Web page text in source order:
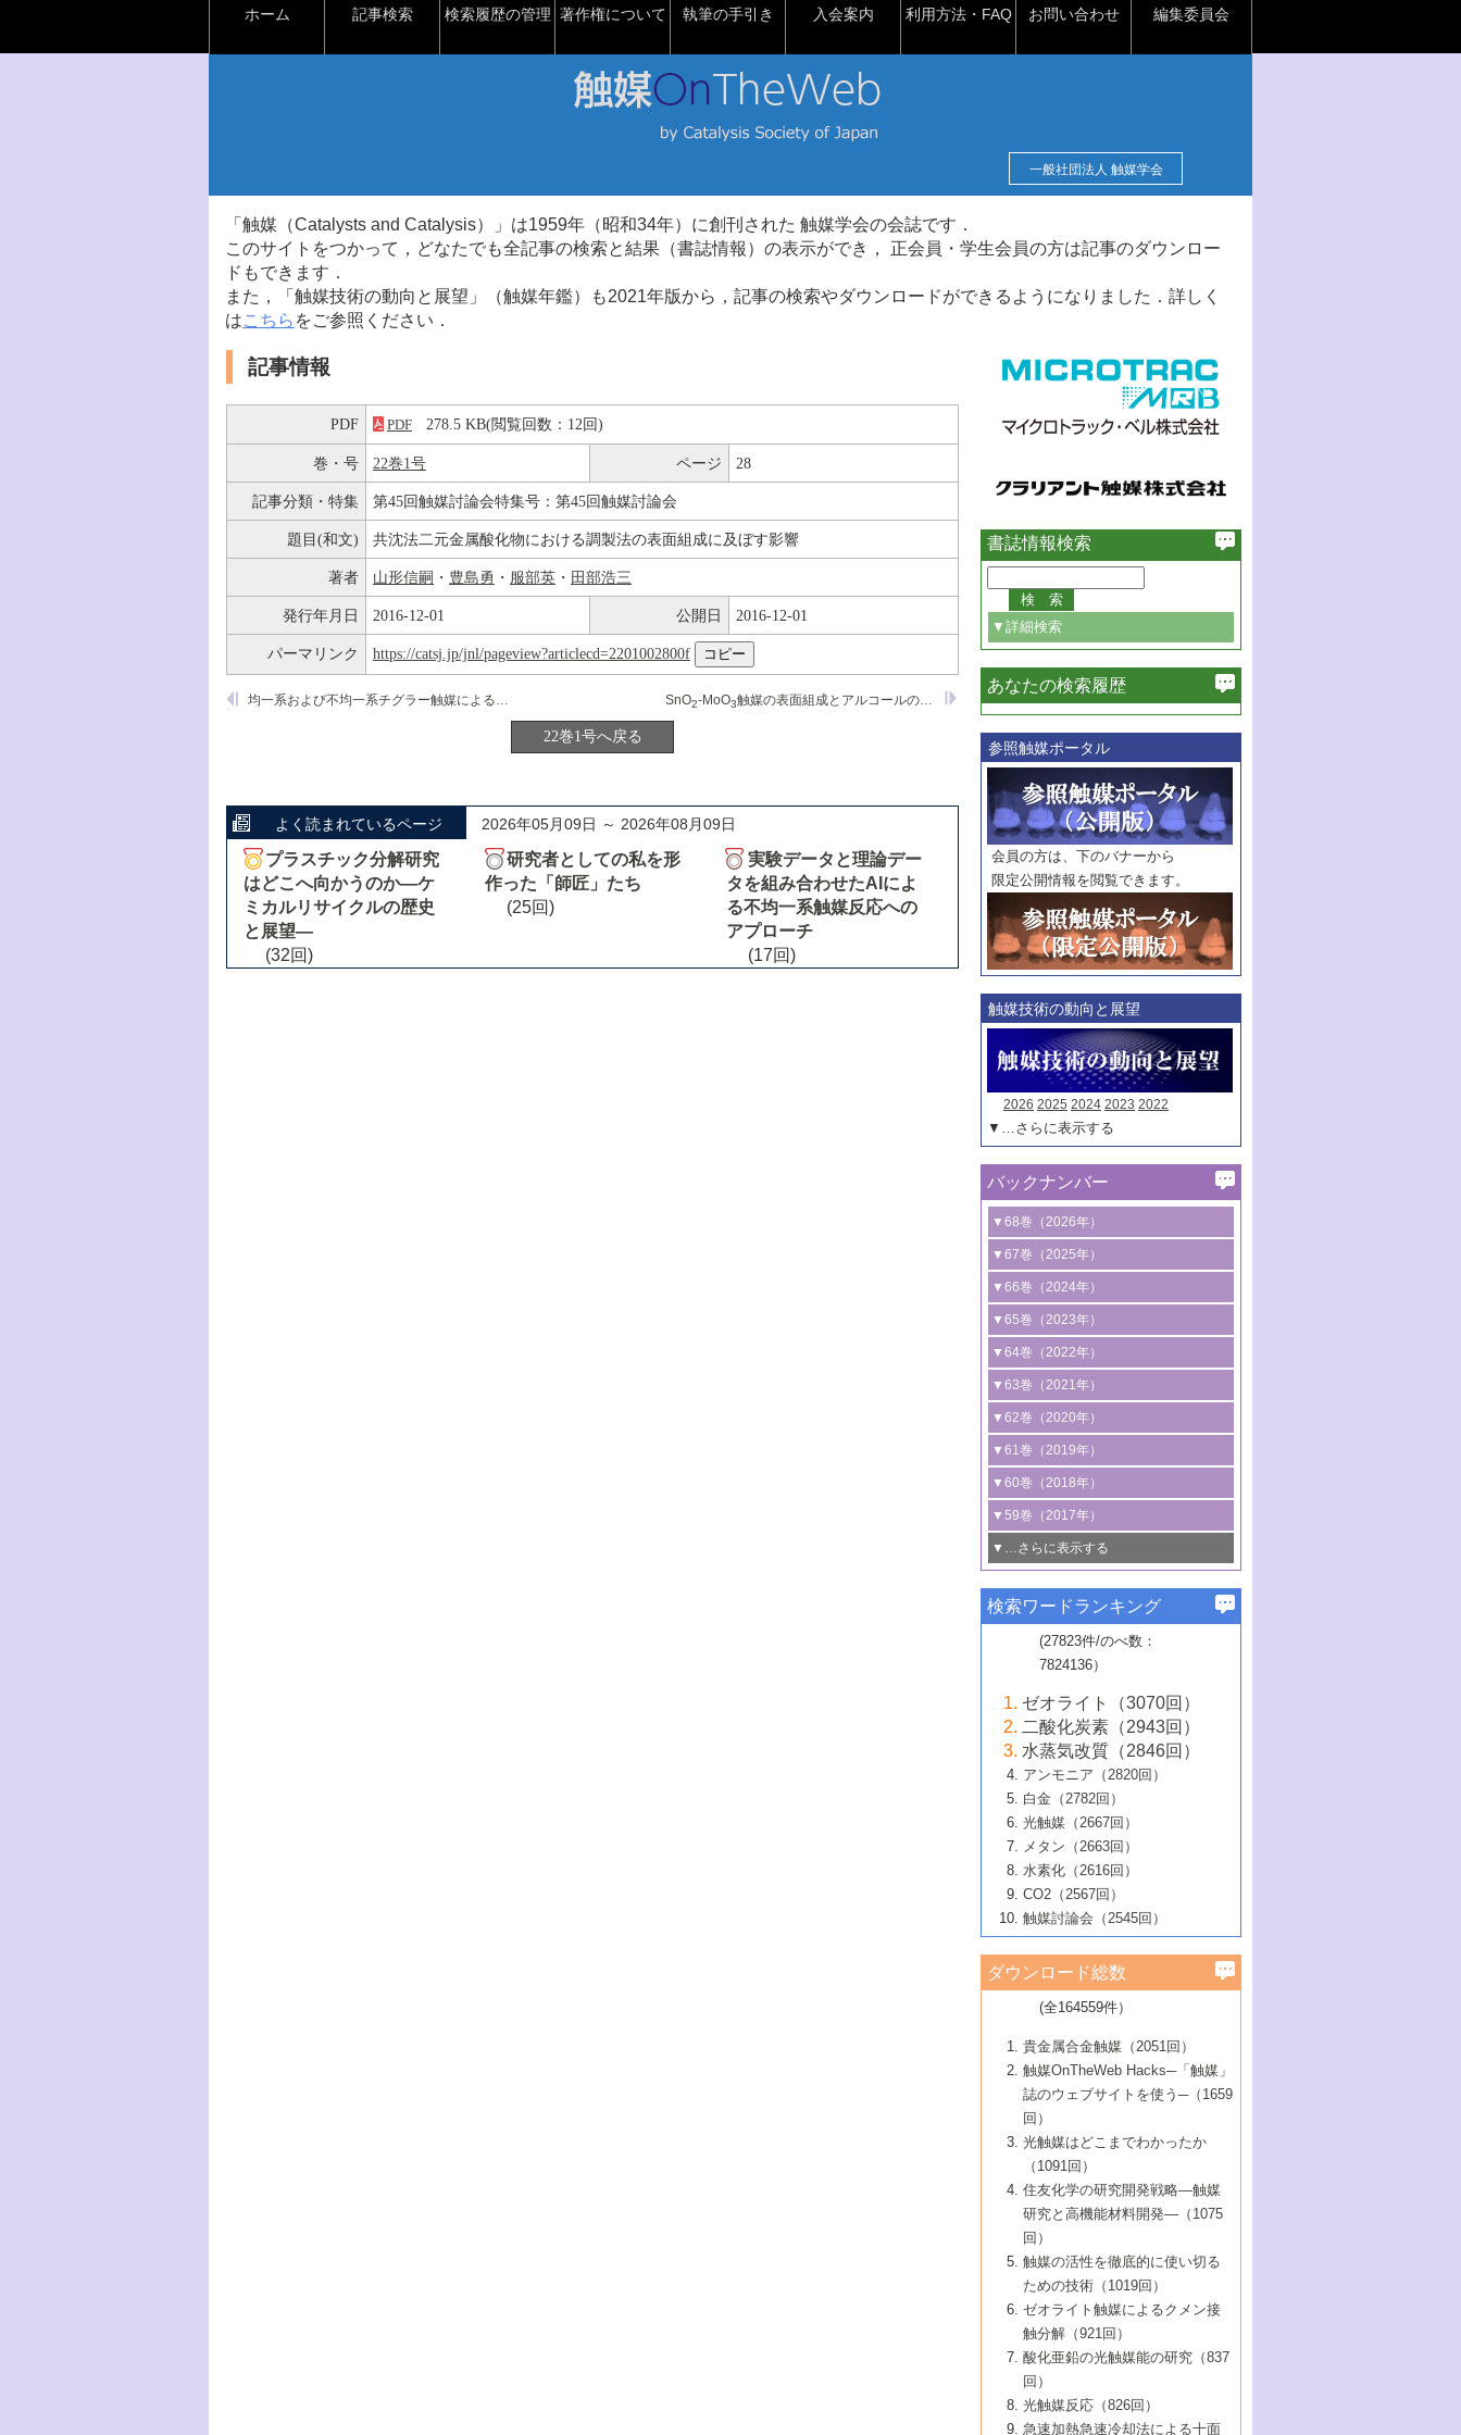
ホーム 記事検索 検索履歴の管理 著作権について 執筆の手引き 入会案内 利用方法・FAQ お問い合わせ 編集委員会
一般社団法人 触媒学会
「触媒（Catalysts and Catalysis）」は1959年（昭和34年）に創刊された 触媒学会の会誌です．
このサイトをつかって，どなたでも全記事の検索と結果（書誌情報）の表示ができ， 正会員・学生会員の方は記事のダウンロー
ドもできます．
また，「触媒技術の動向と展望」（触媒年鑑）も2021年版から，記事の検索やダウンロードができるようになりました．詳しく
はこちら をご参照ください．
記事情報
PDF PDF 278.5 KB(閲覧回数：12回)
巻・号 22巻1号 ページ 28
記事分類・特集 第45回触媒討論会特集号：第45回触媒討論会
題目(和文) 共沈法二元金属酸化物における調製法の表面組成に及ぼす影響
著者 山形信嗣 ・ 豊島勇 ・ 服部英 ・ 田部浩三
発行年月日 2016-12-01 公開日 2016-12-01
パーマリンク https://catsj.jp/jnl/pageview?articlecd=2201002800f
SnO2-MoO3触媒の表面組成とアルコールの脱水及び脱水素反応活性
均一系および不均一系チグラー触媒によるプロピレン重合の立体化学
22巻1号へ戻る
よく読まれているページ 2026年05月09日 ～ 2026年08月09日
プラスチック分解研究
はどこへ向かうのか―ケ
ミカルリサイクルの歴史
と展望―
(32回)
研究者としての私を形
作った「師匠」たち
(25回)
実験データと理論デー
タを組み合わせたAIによ
る不均一系触媒反応への
アプローチ
(17回)
書誌情報検索
▼詳細検索
必ず含む
巻・号指定
巻
号
範囲指定
巻
号～
巻
号
触媒年鑑
年度
記事種別
マーク：
マークあり
あなたの検索履歴
参照触媒ポータル
会員の方は、下のバナーから
限定公開情報を閲覧できます。
触媒技術の動向と展望
2026 2025 2024 2023 2022
▼…さらに表示する
バックナンバー
▼68巻（2026年）
1号 過酸化水素合成に関する研究動向
2号 コンピューター技術により加速する
触媒開発
3号 有機分子変換やCO 資源化のための
光触媒に関する最近の研究
B号 第137回触媒討論会（2026年）
▼67巻（2025年）
1号 CO
水素化によるグリーン燃料/グリ
ーンケミカル製造
2号 水素製造のための水分解技術に関す
る最近の研究
3号 オレフィン系樹脂の精密合成に関す
る最新技術
4号 アルコール類の効率的変換を実現す
る非貴金属触媒の研究動向
5号 ゼオライトの合成と応用における研
究動向
6号 ヘテロ接合界面
B号 第135回触媒討論会（2025年）
▼66巻（2024年）
1号 低次元ナノ構造を有する触媒材料
2号 規制反応場を活用した固体触媒研究
の新展開
3号 未踏分子変換を目指した酸化触媒プ
ロセスの最前線
4号 シンクロトロン放射光および中性子
線を利用した触媒解析技術の最先端
5号 単原子触媒
6号 参照触媒委員会からのお知らせ
B号 第133回触媒討論会（2023年）
▼65巻（2023年）
1号 炭素が関わる触媒機能
2号 プラスチックケミカルリサイクルの
ための触媒技術
3号 非酸化物系金属化合物を基盤とした
触媒材料の開発
4号 格子酸素・格子酸素欠陥を利用した
触媒反応
5号 生体触媒によるエネルギー変換反応
6号 窒素とリンの循環のための触媒・機
能性材料
▼64巻（2022年）
1号 合成ガス製造とCOを用いるケミカル
ズ合成の最新動向
2号 化学品合成のための合金触媒開発
3号 CO の排出削減および有効活用のた
めの触媒技術
4号 若手による情報発信企画～とびたて
若き触媒の研究者たち～（1）
若き触媒の研究者たち～（2）
6号 石油のノーブル・ユースを志向した
触媒技術
大学：オンライン・対面開催）
▼63巻（2021年）
1号 金触媒の新展開
2号 ペロブスカイト
3号 特殊反応場を利用した触媒的分子変
換反応
4号 多孔質材料を用いた触媒の新展開
5号 情報学的手法を用いた触媒開発
6号 カーボンニュートラルに向けた電解
技術
B号 第127回触媒討論会（2021年・オン
ライン開催(Zoom)のみ）
▼62巻（2020年）
1号 触媒設計を拓く欠陥構造のキャラク
タリゼーション
2号 機能化学品製造に資するクリーンな
触媒的酸化反応
3号 水処理のための触媒化学
4号 光触媒を用いた水分解の最新の研究
動向
5号 次世代の触媒プロセスを支えるマイ
6号 メタン転換技術の最新動向
B号 第125回触媒討論会（2020年・工学
院大学）
▼61巻（2019年）
1号 物質移動制御に着目した触媒プロセ
ス開発
2号 CO2 フリー水素サプライチェーンに
関わる触媒開発動向
3号 精密高分子合成に関する最近の研究
動向
4号 バイオマス化成品製造のための触媒
5号 固体触媒による含窒素有機化合物変
換の最前線
6号 貴金属使用量低減に向けた自動車排
ガス浄化触媒の開発
B号 第123回触媒討論会（2019年・大阪
▼60巻（2018年）
1号 固体酸触媒の最新の研究動向
2号 二酸化炭素からの有用化学品合成
3号 ナノ粒子・クラスター触媒の最前線
4号 60周年記念企画
5号 進化するゼオライト合成技術
6号 非貴金属系触媒における電気化学的
B号 第121回触媒討論会（2018年・東京
大学）
▼59巻（2017年）
1号 いたるところに，触媒
最先端技術
3号 無機分離膜材料の開発と触媒反応プ
ロセスへの適用
5号 水素のふるまいを解き明かす最先端
研究
6号 低級アルカンの有効利用のための触
媒技術
B号 第119回触媒討論会（2017年・首都
大学東京）
▼…さらに表示する
1号 ユニークな構造の高分子を生み出す触
2号 リグニンからの化成品製造に向けた触
媒技術
3号 触媒研究の最先端～とびたて若き研究
者たち～（1）
4号 触媒研究の最先端～とびたて若き研究
者たち～（2）
5号 触媒研究の最先端～とびたて若き研究
者たち～（3）
6号 イオニクス材料と燃料電池・電解合成
の最新の研究動向
B号 第117回触媒討論会（2016年・大阪府
立大学）
▼57巻（2015年）
1号 水素キャリアにかかわる触媒技術の新
2号 石油精製用触媒の最近の進展
3号 固体酸化物形燃料電池（SOFC）におけ
るアノード触媒上での燃料直接改質技術
4号 コアシェル構造の制御による触媒機能
5号 工業触媒およびその周辺技術の最近の
進歩
6号 ナノシート
B号 第115回触媒討論会（2015年・成蹊大
▼56巻（2014年）
2号 光触媒反応機構に関する最新の研究動
向
開発動向
4号 人工光合成に向けた近年のアプローチ
5号 未利用熱エネルギーの有効活用に貢献
する触媒技術
6号 ポリオキソメタレート
B号 第113回触媒討論会（2014年・ロワジ
ールホテル豊橋）
1号 高耐久性燃料電池システム用触媒にお
ける新展開
2号 リビングラジカル重合の最近の動向
3号 天然ガスの化学工業的展開に関する触
媒技術
4号 貴金属触媒の精密構造制御とその活用
5号 バイオマス化成品製造のための固体触
6号 ナノ空間─吸着状態解析から新機能開拓
B号 第111回触媒討論会（2013年・関西大
▼54巻（2012年）
1号 規則性多孔体の利用技術における最近
の進歩
2号 第109回触媒討論会
3号 貴金属低減技術の最新動向
4号 貴金属代替技術の最新動向
5号 光触媒による物質変換反応の新展開
6号 グラフェン
7号 水素を利用する化成品合成の新潮流
▼53巻（2011年）
1号 金属学から見る合金触媒の新展開
2号 第107回触媒討論会
3号 触媒のその場観察法の進歩（１）
4号 触媒のその場観察法の進歩（２）
5号 不活性結合の触媒的活性化による有機
合成
6号 新しい固体酸触媒技術
7号 ゼオライト合成における最近の進歩
▼52巻（2010年）
1号 触媒の劣化対策と長寿命触媒開発
2号 第105回触媒討論会
3号 ナノ構造が拓く新機能
4号 活性サイトおよびその環境の精密な設
計による触媒の高機能化
5号 触媒を有効に使うための技術
7号 有機分子触媒による精密有機合成
8号 高機能化ポリオレフィンに向けた重合
触媒の最近の進展
1号 炭素材料－熱い注目を集める材料－
2号 第103回触媒討論会
3号 環境浄化用光触媒の現状と課題
4号 水素社会の実現に向けた水素製造・貯
蔵技術の進歩
5号 CO2が関わる触媒・材料
7号 持続可能社会実現のための触媒および
触媒関連技術
▼50巻（2008年）
1号 触媒化学と学会のこの10年，半世紀，
そして未来
2号 第101回触媒討論会
4号 錯体を利用したユニークな表面構造の
構築と機能
5号 若手会員による触媒研究の未来展望1：
企業編
6号 第102回触媒討論会
7号 触媒・化学反応における計算化学の進
8号 若手研究者による触媒研究の未来展望
2：大学・研究所編
▼49巻（2007年）
1号 含フッ素化合物の合成と触媒
2号 第99回触媒討論会
3号 実用的ファインケミカル合成プロセス
を実現する触媒
5号 こんな物質，あんな物質―新たな触媒
の可能性―
7号 『結晶の化学』を活かした触媒研究
8号 イオン液体の応用
▼48巻（2006年）
1号 固体酸触媒の最近の進歩
2号 第97回触媒討論会
3号 リビング重合触媒の最近の展開
5号 水素製造・貯蔵のための触媒技術の新
しい展開
6号 第98回触媒討論会
7号 基礎化学品製造の触媒技術
8号 多機能型リアクター
1号 最近の触媒担体とその効果
2号 第95回触媒討論会
4号 水分解用光触媒材料
5号 時間分解分光の進歩と応用
6号 第96回触媒討論会
8号 超臨界流体を用いた化学プロセスの新
▼46巻（2004年）
1号 部分酸化反応触媒の最前線
2号 第93回触媒討論会
3号 特殊エネルギー場の触媒反応
4号 生体内における金属の触媒作用
5号 ファインケミカルズの展開に寄与する
6号 第94回触媒討論会
7号 サブナノレベルでみた新しい表面現象
8号 オレフィン重合触媒の新たな展
▼45巻（2003年）
1号 なぜこの触媒が良いのか？
2号 第91回触媒討論会
3号 最近の自動車排ガス処理技術
4号 触媒研究の現状と将来─第90回触媒討論
5号 基礎化学品製造の触媒技術
6号 第92回触媒討論会
7号 基礎化学品製造の触媒技術
8号 資源の循環と触媒技術
▼44巻（2002年）
1号 高次制御された触媒の化学
2号 第89回触媒討論会
3号 触媒を利用した電気化学の新展開
4号 ナノ材料の調製と機能化
5号 こんな触媒が欲しい
6号 第90回触媒討論会
7号 触媒研究と学術雑誌/情報
8号 若い世代からみた触媒化学の現状と未
▼43巻（2001年）
1号 グリーンケミストリーと触媒
2号 第87回触媒討論会特集号
3号 生体触媒とバイオプロセス
4号 水素製造・利用の触媒化学
5号 触媒研究における新しい切り口：コン
ビナトリアルケミストリー
6号 第88回触媒討論会特集号
7号 企業における触媒研究のブレークスル
8号 この材料を触媒として使ってみません
▼42巻（2000年）
1号 触媒反応工学の明日を拓く
2号 第85回触媒討論会
3号 反応ダイナミクス
5号 触媒のおもしろさをどのように伝える
6号 第86回触媒討論会
7号 水素化精製触媒の新しい展開
8号 新しい反応性と機能性を目指した金属
クラスタ-化学
▼41巻（1999年）
1号 孔、穴、あな?-特異な空間とその利用-
2号 第83回触媒討論会
3号 均一系触媒反応最前線
4号 実用炭素材料の新展開
5号 研究の方法論を考える
7号 機能性金属材料と触媒
8号 触媒研究へのNMRの応用と展望
▼40巻（1998年）
進展と21世紀への提言/創立40周年記念・触
媒学会この10年の歩みとこれから/創立40周
2号 第81回触媒討論会
3号 計算機触媒化学へのさそい
4号 触媒劣化の制御と予測
5号 最新の実用プロセスと触媒
6号 第82回触媒討論会
1号 均一系と不均一系触媒反応-その特徴と
接点
2号 第79回触媒討論会
3号 最新NO除去触媒の実用化研究
4号 新しい反応場を目指した触媒調製
5号 反応・分離技術の新しい展開
6号 第80回触媒討論会
▼38巻（1996年）
1号 触媒の構造と触媒作用/C1化学を中心と
する21世紀への触媒
3号 オリンピックメダル:金・銀・銅はどん
な触媒作用を示すか
4号 触媒作用における機能の複合化
▼37巻（1995年）
1号 ファインケミカルズと固体触媒
2号 第75回触媒討論会
3号 希土類を利用した触媒
4号 触媒とリサイクル
5号 エネルギー変換触媒
▼36巻（1994年）
1号 電気化学と触媒
2号 第73回触媒討論会
3号 C4化学の展開
4号 《通常号》
▼35巻（1993年）
1号 工業触媒開発マニュアル―探索から工
業化まで
2号 第71回触媒討論会
▼34巻（1992年）
1号 インパクトを与えたこの研究
2号 第69回触媒討論会
▼33巻（1991年）
1号 触媒プロセス開発マニュアル―探索か
▼32巻（1990年）
検索ワードランキング
(27823件/のべ数：
7824136）
ゼオライト（3070回）
二酸化炭素（2943回）
水蒸気改質（2846回）
アンモニア（2820回）
白金（2782回）
光触媒（2667回）
メタン（2663回）
水素化（2616回）
CO2（2567回）
触媒討論会（2545回）
ダウンロード総数
(全164559件）
貴金属合金触媒（2051回）
触媒OnTheWeb Hacks─「触媒」
誌のウェブサイトを使う─（1659
回）
光触媒はどこまでわかったか
（1091回）
住友化学の研究開発戦略―触媒
研究と高機能材料開発―（1075
回）
触媒の活性を徹底的に使い切る
ための技術（1019回）
ゼオライト触媒によるクメン接
触分解（921回）
酸化亜鉛の光触媒能の研究（837
回）
光触媒反応（826回）
急速加熱急速冷却法による十面